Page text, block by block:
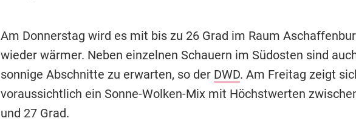
Am Donnerstag wird es mit bis zu 26 Grad im Raum
wieder wärmer. Neben einzelnen Schauern im Südosten sind
sonnige Abschnitte zu erwarten, so der DWD. Am Freitag zeigt
voraussichtlich ein Sonne-Wolken-Mix mit Höchstwerten
und 27 Grad.